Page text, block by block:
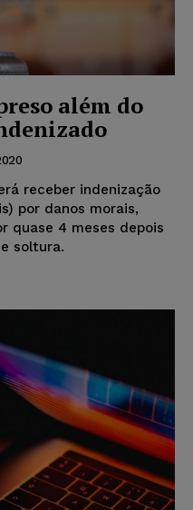
além do
receber indenização
por danos morais,
quase 4 meses depois
soltura.